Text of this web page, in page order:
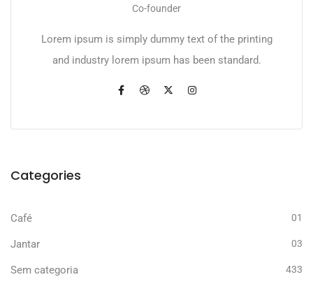
Co-founder
Lorem ipsum is simply dummy text of the printing
and industry lorem ipsum has been standard.
Categories
Café 01
Jantar 03
Sem categoria 433